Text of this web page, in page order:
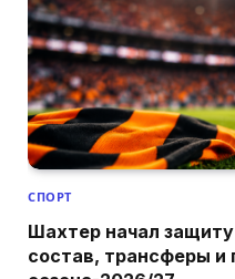
СПОРТ
Шахтер начал
состав, трансферы и